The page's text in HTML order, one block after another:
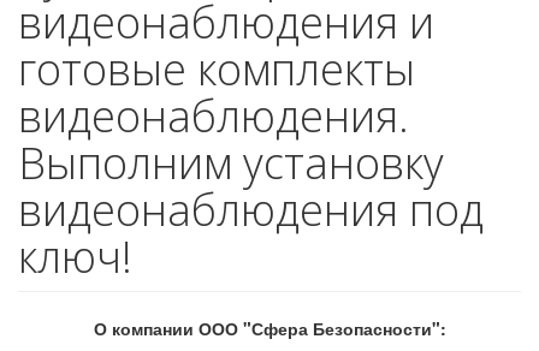
видеонаблюдения и
готовые комплекты
видеонаблюдения.
Выполним установку
видеонаблюдения под
ключ!
О компании ООО "Сфера Безопасности":